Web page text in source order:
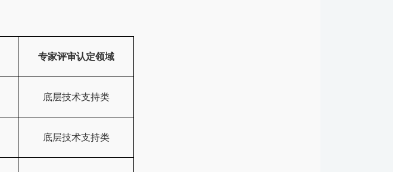
专家评审认定领域
底层技术支持类
底层技术支持类